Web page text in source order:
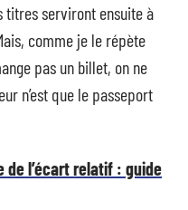
titres serviront ensuite à
comme je le répète
pas un billet, on ne
n’est que le passeport
de l’écart relatif : guide